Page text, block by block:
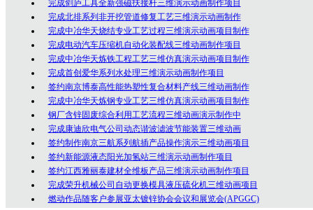
完成剑庐工具全新强磁扶接杆三维演示动画制作项目
完成北排系列非开挖管道修复工艺三维演示动画制作
完成中冶华天烧结专业工艺过程三维演示动画项目制作
完成电动汽车压缩机自动化装配线三维动画制作项目
完成中冶华天炼铁工程工艺三维仿真演示动画项目制作
完成首创爱华系列水处理三维演示动画制作项目
签约南京博泰高性能热塑性复合材料产线三维动画制作
完成中冶华天炼钢专业工艺三维仿真演示动画项目制作
钢厂含锌固废综合利用工艺流程三维动画演示制作中
完成康迪欣电气公司动态谐波滤波节能装置三维动画
签约制作南京三航系列航插产品操作演示三维动画项目
签约新能源液态阳光加氢站三维演示动画制作项目
签约江西雅丽泰建材全维板产品三维演示动画制作项目
完成荣升机械公司自动更换模具液压硫化机三维动画项目
燃动作品随客户参展亚太镀锌协会会议和展览会(APGGC)